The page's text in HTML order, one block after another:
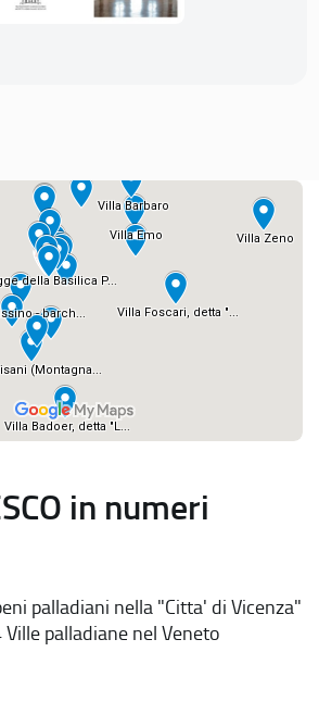
in numeri
palladiani nella "Citta' di Vicenza"
Ville palladiane nel Veneto